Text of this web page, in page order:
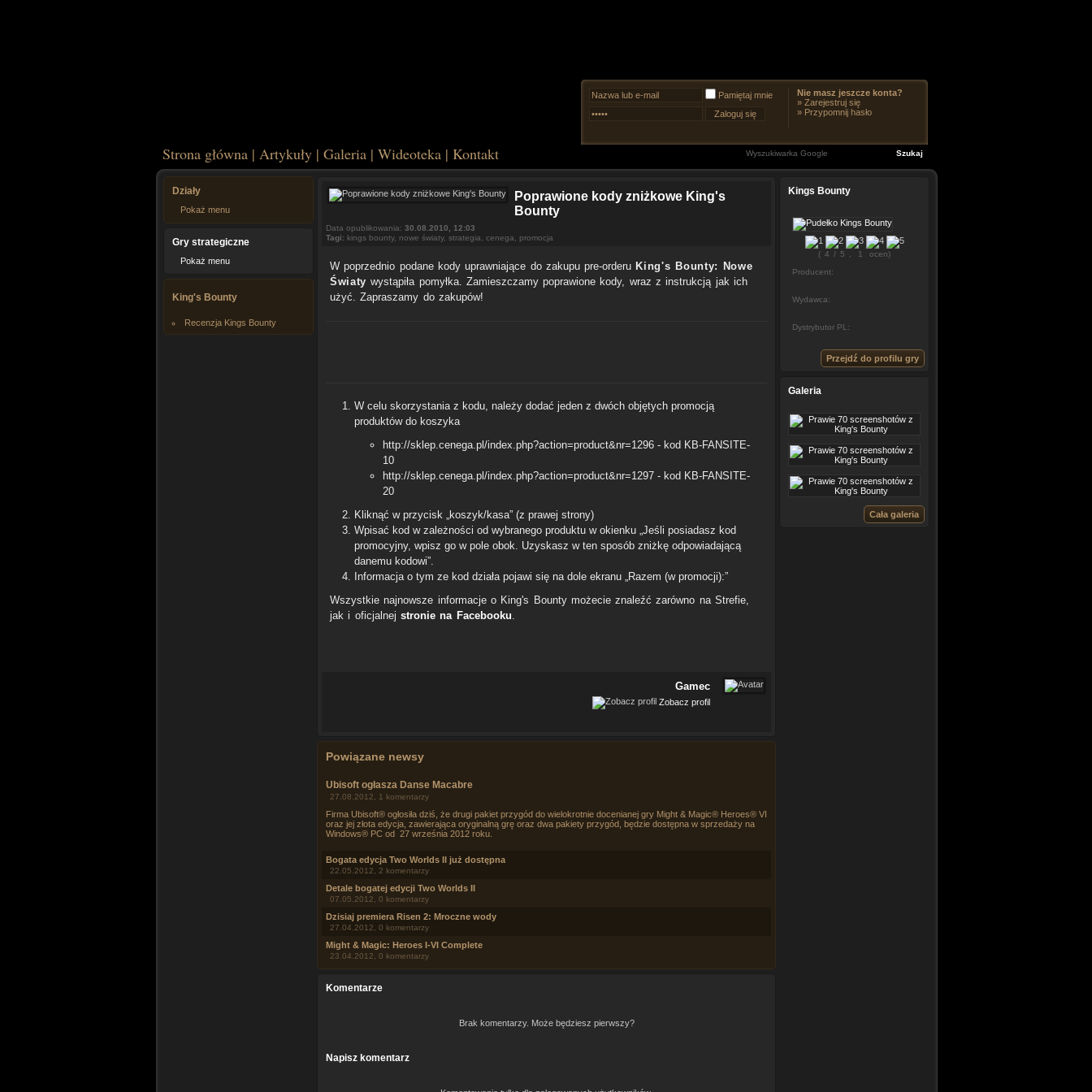
Pamiętaj mnie
Nie masz jeszcze konta?
» Zarejestruj się
» Przypomnij hasło
Strona główna | Artykuły | Galeria | Wideoteka | Kontakt
Działy
Pokaż menu
Gry strategiczne
Pokaż menu
King's Bounty
Recenzja Kings Bounty
Poprawione kody zniżkowe King's
Bounty
Data opublikowania: 30.08.2010, 12:03
Tagi: kings bounty, nowe światy, strategia cenega promocja
W poprzednio podane kody uprawniające do zakupu pre-orderu King's Bounty: Nowe
Światy wystąpiła pomyłka. Zamieszczamy poprawione kody, wraz z instrukcją jak ich
użyć. Zapraszamy do zakupów!
W celu skorzystania z kodu, należy dodać jeden z dwóch objętych promocją
produktów do koszyka
http://sklep.cenega.pl/index.php?action=product&nr=1296 - kod KB-FANSITE-
10
http://sklep.cenega.pl/index.php?action=product&nr=1297 - kod KB-FANSITE-
20
Kliknąć w przycisk „koszyk/kasa” (z prawej strony)
Wpisać kod w zależności od wybranego produktu w okienku „Jeśli posiadasz kod
promocyjny, wpisz go w pole obok. Uzyskasz w ten sposób zniżkę odpowiadającą
danemu kodowi”.
Informacja o tym ze kod działa pojawi się na dole ekranu „Razem (w promocji):”
Wszystkie najnowsze informacje o King's Bounty możecie znaleźć zarówno na Strefie,
jak i oficjalnej stronie na Facebooku
Gamec
Zobacz profil
Powiązane newsy
Ubisoft ogłasza Danse Macabre
27.08.2012, 1 komentarzy
Firma Ubisoft® ogłosiła dziś, że drugi pakiet przygód do wielokrotnie docenianej gry Might & Magic® Heroes® VI
oraz jej złota edycja, zawierająca oryginalną grę oraz dwa pakiety przygód, będzie dostępna w sprzedaży na
Windows® PC od 27 września 2012 roku.
Bogata edycja Two Worlds II już dostępna
22.05.2012, 2 komentarzy
Detale bogatej edycji Two Worlds II
07.05.2012, 0 komentarzy
Dzisiaj premiera Risen 2: Mroczne wody
27.04.2012, 0 komentarzy
Might & Magic: Heroes I-VI Complete
23.04.2012, 0 komentarzy
Komentarze
Brak komentarzy. Może będziesz pierwszy?
Napisz komentarz
Kings Bounty
( 4 / 5 1
ocen)
Producent:
Wydawca:
Dystrybutor PL:
Przejdź do profilu gry
Galeria
Cała galeria